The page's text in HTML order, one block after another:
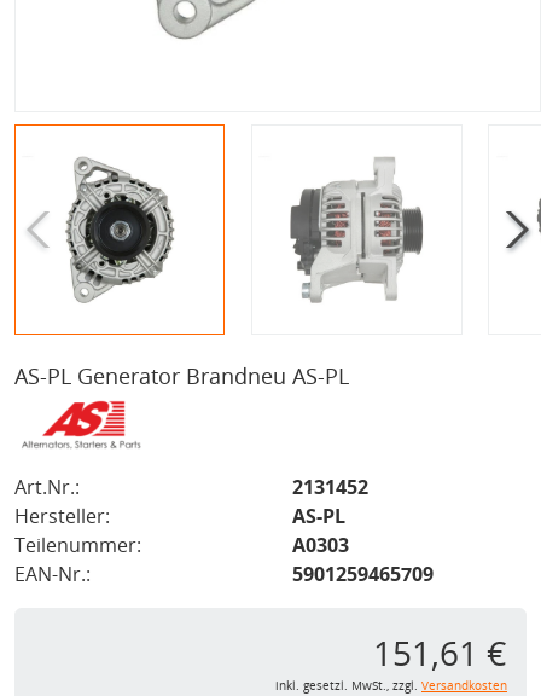
AS-PL Generator Brandneu AS-PL
Art.Nr.:
2131452
Hersteller:
AS-PL
Teilenummer:
A0303
EAN-Nr.:
5901259465709
151,61 €
inkl. gesetzl. MwSt., zzgl. Versandkosten